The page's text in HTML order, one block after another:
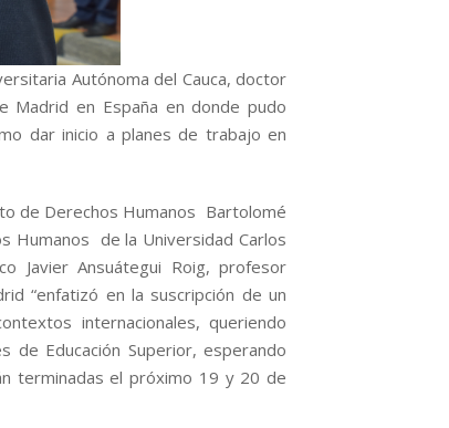
Autónoma del Cauca, doctor
Madrid en España en donde pudo
dar inicio a planes de trabajo en
de Derechos Humanos Bartolomé
Humanos de la Universidad Carlos
Javier Ansuátegui Roig, profesor
“enfatizó en la suscripción de un
internacionales, queriendo
Educación Superior, esperando
terminadas el próximo 19 y 20 de